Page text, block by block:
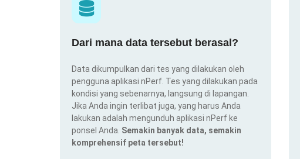
Dari mana data tersebut berasal?
Data dikumpulkan dari tes yang dilakukan oleh
pengguna aplikasi nPerf. Tes yang dilakukan pada
kondisi yang sebenarnya, langsung di lapangan.
Jika Anda ingin terlibat juga, yang harus Anda
lakukan adalah mengunduh aplikasi nPerf ke
ponsel Anda. Semakin banyak data, semakin
komprehensif peta tersebut!